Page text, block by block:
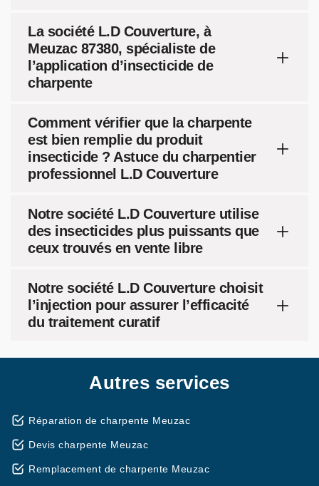
La société L.D Couverture, à
Meuzac 87380, spécialiste de
l’application d’insecticide de
charpente
Comment vérifier que la charpente
est bien remplie du produit
insecticide ? Astuce du charpentier
professionnel L.D Couverture
Notre société L.D Couverture utilise
des insecticides plus puissants que
ceux trouvés en vente libre
Notre société L.D Couverture choisit
l’injection pour assurer l’efficacité
du traitement curatif
Autres services
Réparation de charpente Meuzac
Devis charpente Meuzac
Remplacement de charpente Meuzac